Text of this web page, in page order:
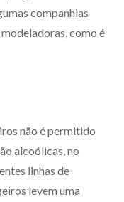
companhias
como é
não é permitido
alcoólicas, no
linhas de
levem uma